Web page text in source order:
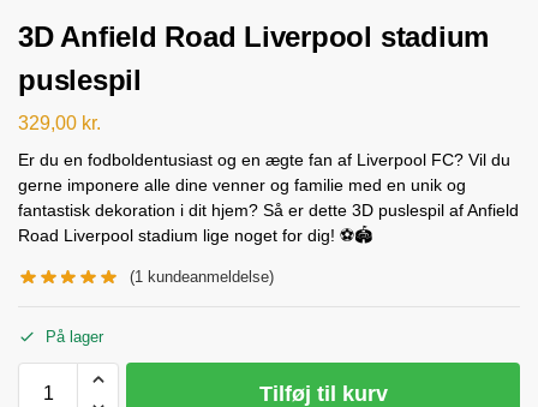
3D Anfield Road Liverpool stadium
puslespil
329,00 kr.
Er du en fodboldentusiast og en ægte fan af Liverpool FC? Vil du
gerne imponere alle dine venner og familie med en unik og
fantastisk dekoration i dit hjem? Så er dette 3D puslespil af Anfield
Road Liverpool stadium lige noget for dig! ⚽🏟️
(1 kundeanmeldelse)
På lager
Tilføj til kurv